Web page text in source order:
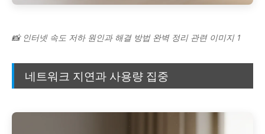
📸 인터넷 속도 저하 원인과 해결 방법 완벽 정리 관련 이미지 1
네트워크 지연과 사용량 집중